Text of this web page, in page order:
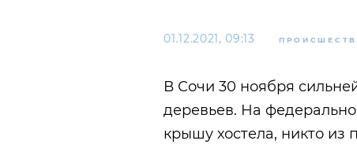
01.12.2021, 09:13
В Сочи 30 ноября
деревьев. На
крышу хостела, никто из